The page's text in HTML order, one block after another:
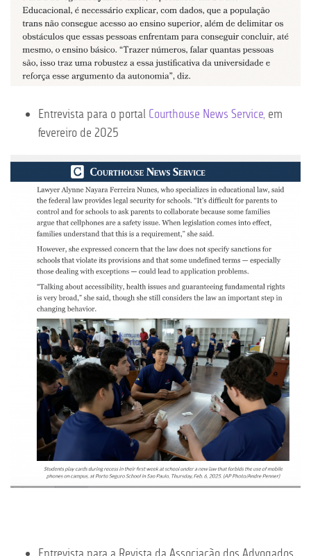
Entrevista para o portal Courthouse News Service, em
fevereiro de 2025